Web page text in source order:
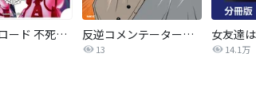
オーバーロード 不死者のOh! 反逆コメンテーターエンドウさん
13 14.1万